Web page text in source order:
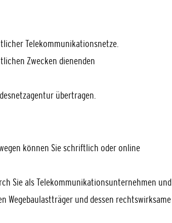
Telekommunikationsnetze.
Zwecken dienenden
übertragen.
können Sie schriftlich oder online
Sie als Telekommunikationsunternehmen und
Wegebaulastträger und dessen rechtswirksame